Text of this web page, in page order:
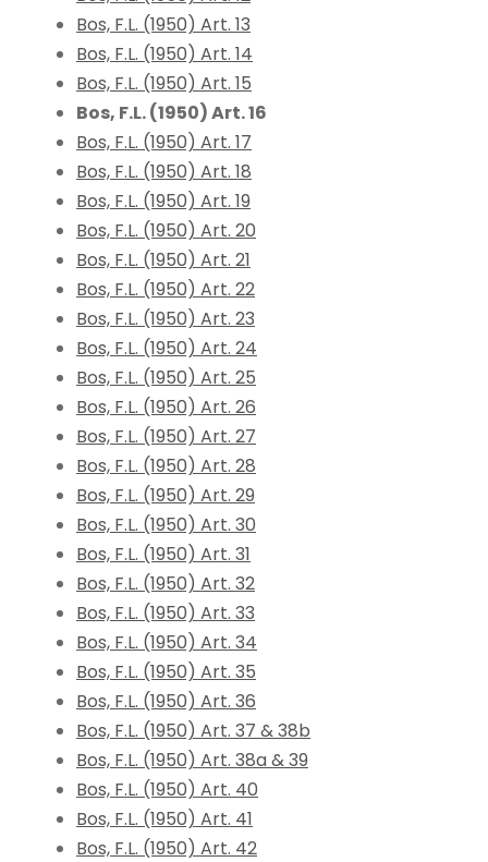
Bos, F.L. (1950) Art. 13
Bos, F.L. (1950) Art. 14
Bos, F.L. (1950) Art. 15
Bos, F.L. (1950) Art. 16
Bos, F.L. (1950) Art. 17
Bos, F.L. (1950) Art. 18
Bos, F.L. (1950) Art. 19
Bos, F.L. (1950) Art. 20
Bos, F.L. (1950) Art. 21
Bos, F.L. (1950) Art. 22
Bos, F.L. (1950) Art. 23
Bos, F.L. (1950) Art. 24
Bos, F.L. (1950) Art. 25
Bos, F.L. (1950) Art. 26
Bos, F.L. (1950) Art. 27
Bos, F.L. (1950) Art. 28
Bos, F.L. (1950) Art. 29
Bos, F.L. (1950) Art. 30
Bos, F.L. (1950) Art. 31
Bos, F.L. (1950) Art. 32
Bos, F.L. (1950) Art. 33
Bos, F.L. (1950) Art. 34
Bos, F.L. (1950) Art. 35
Bos, F.L. (1950) Art. 36
Bos, F.L. (1950) Art. 37 & 38b
Bos, F.L. (1950) Art. 38a & 39
Bos, F.L. (1950) Art. 40
Bos, F.L. (1950) Art. 41
Bos, F.L. (1950) Art. 42